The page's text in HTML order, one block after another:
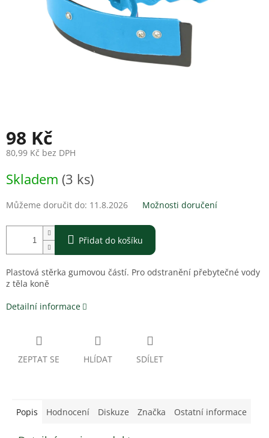
98 Kč
80,99 Kč bez DPH
cena:
Skladem (3 ks)
Můžeme doručit do: 11.8.2026 Možnosti doručení
Přidat do košíku
Plastová stěrka gumovou částí. Pro odstranění přebytečné vody
z těla koně
Detailní informace
ZEPTAT SE HLÍDAT SDÍLET
Popis Hodnocení Diskuze Značka Ostatní informace